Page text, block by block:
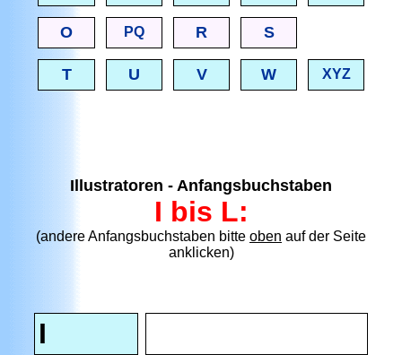
O PQ R S
T U V W XYZ
Illustratoren - Anfangsbuchstaben
I bis L:
(andere Anfangsbuchstaben bitte oben auf der Seite
anklicken)
I